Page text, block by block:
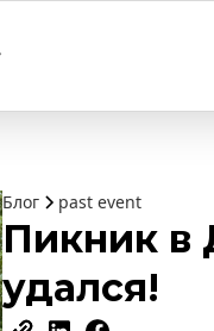
Блог past event
Пикник в
удался!